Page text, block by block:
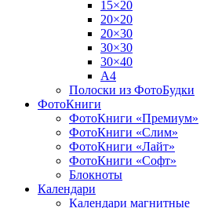
15×20
20×20
20×30
30×30
30×40
A4
Полоски из ФотоБудки
ФотоКниги
ФотоКниги «Премиум»
ФотоКниги «Слим»
ФотоКниги «Лайт»
ФотоКниги «Софт»
Блокноты
Календари
Календари магнитные